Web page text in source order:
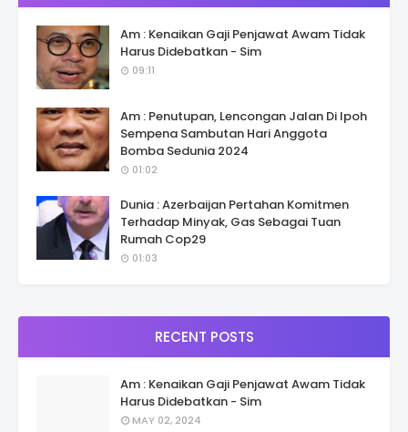
Am : Kenaikan Gaji Penjawat Awam Tidak
Harus Didebatkan - Sim
09:11
Am : Penutupan, Lencongan Jalan Di Ipoh
Sempena Sambutan Hari Anggota
Bomba Sedunia 2024
01:02
Dunia : Azerbaijan Pertahan Komitmen
Terhadap Minyak, Gas Sebagai Tuan
Rumah Cop29
01:03
RECENT POSTS
Am : Kenaikan Gaji Penjawat Awam Tidak
Harus Didebatkan - Sim
MAY 02, 2024